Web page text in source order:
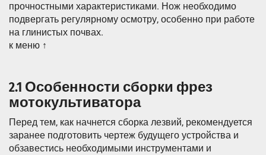
прочностными характеристиками. Нож необходимо
подвергать регулярному осмотру, особенно при работе
на глинистых почвах.
к меню ↑
2.1 Особенности сборки фрез
мотокультиватора
Перед тем, как начнется сборка лезвий, рекомендуется
заранее подготовить чертеж будущего устройства и
обзавестись необходимыми инструментами и